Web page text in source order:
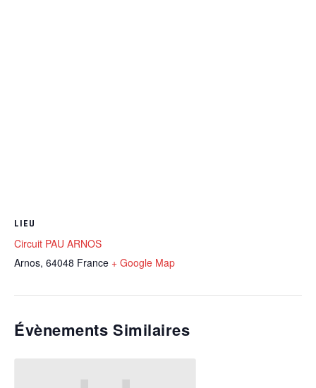
LIEU
Circuit PAU ARNOS
Arnos, 64048 France + Google Map
Évènements Similaires